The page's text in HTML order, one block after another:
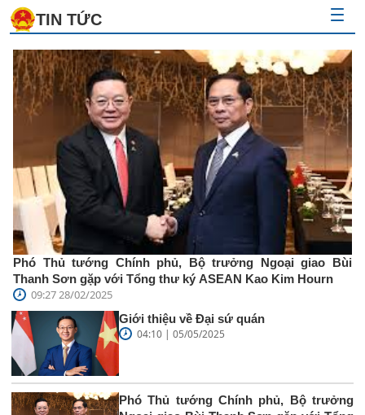
TIN TỨC
Phó Thủ tướng Chính phủ, Bộ trưởng Ngoại giao Bùi
Thanh Sơn gặp với Tổng thư ký ASEAN Kao Kim Hourn
09:27 28/02/2025
Giới thiệu về Đại sứ quán
04:10 | 05/05/2025
Phó Thủ tướng Chính phủ, Bộ trưởng